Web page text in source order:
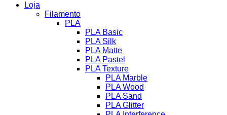
Loja
Filamento
PLA
PLA Basic
PLA Silk
PLA Matte
PLA Pastel
PLA Texture
PLA Marble
PLA Wood
PLA Sand
PLA Glitter